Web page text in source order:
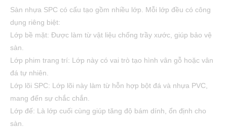
Sàn nhựa SPC có cấu tạo gồm nhiều lớp. Mỗi lớp đều có công
dụng riêng biệt:
Lớp bề mặt: Được làm từ vật liệu chống trầy xước, giúp bảo vệ
sàn.
Lớp phim trang trí: Lớp này có vai trò tạo hình vân gỗ hoặc vân
đá tự nhiên.
Lớp lõi SPC: Lớp lõi này làm từ hỗn hợp bột đá và nhựa PVC,
mang đến sự chắc chắn.
Lớp đế: Là lớp cuối cùng giúp tăng độ bám dính, ổn định cho
sàn.